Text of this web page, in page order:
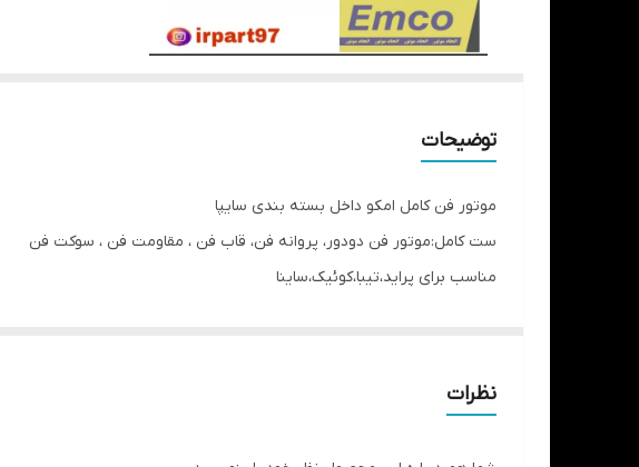
توضیحات
موتور فن کامل امکو داخل بسته بندی سایپا
ست کامل:موتور فن دودور، پروانه فن، قاب فن ، مقاومت فن ، سوکت فن
مناسب برای پراید،تیبا،کوئیک،ساینا
فروشگاه ایران یدک یک فروشگاه آنلاین نیست
فروش به صورت آنلاین و حضوری
نظرات